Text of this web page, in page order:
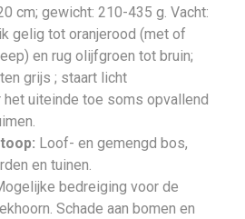
cm; gewicht: 210-435 g. Vacht:
gelig tot oranjerood (met of
en rug olijfgroen tot bruin;
grijs ; staart licht
het uiteinde toe soms opvallend
Loof- en gemengd bos,
en tuinen.
bedreiging voor de
Schade aan bomen en